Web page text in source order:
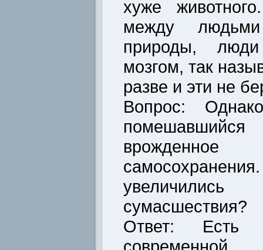
хуже
между
природы,
мозгом, так
разве и эти не
Вопрос:
помешавшийся
сумасшествия?
Ответ: